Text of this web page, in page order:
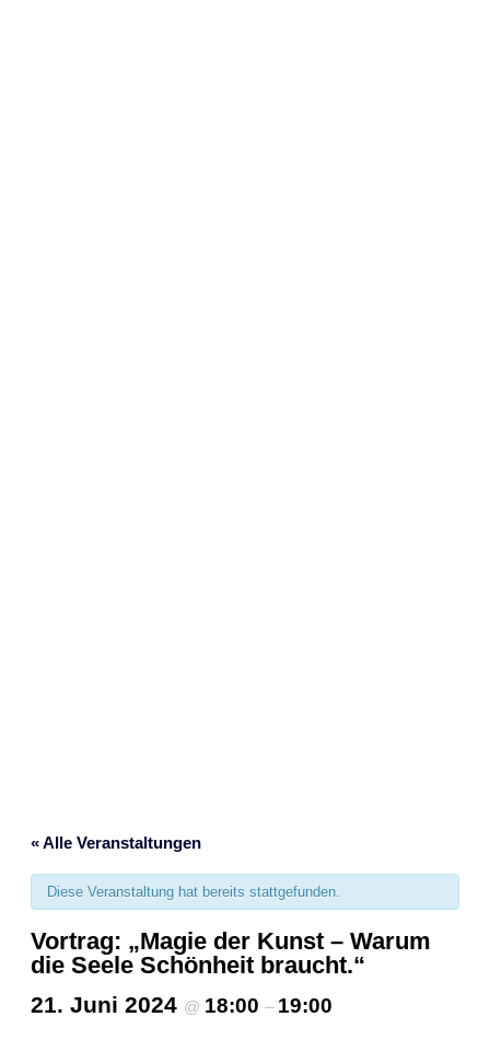
« Alle Veranstaltungen
Diese Veranstaltung hat bereits stattgefunden.
Vortrag: „Magie der Kunst – Warum
die Seele Schönheit braucht.“
21. Juni 2024 @ 18:00 – 19:00